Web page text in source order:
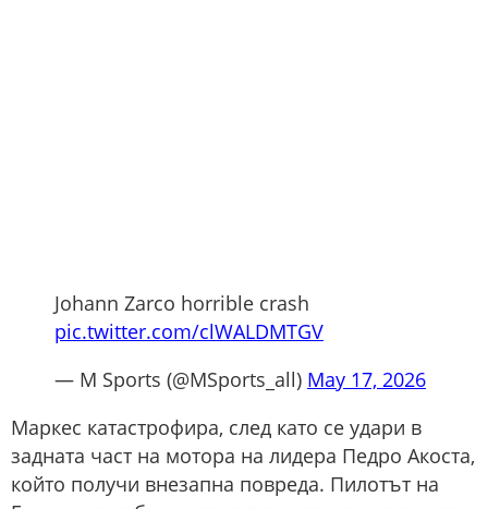
Johann Zarco horrible crash
pic.twitter.com/clWALDMTGV
— M Sports (@MSports_all) May 17, 2026
Маркес катастрофира, след като се удари в
задната част на мотора на лидера Педро Акоста,
който получи внезапна повреда. Пилотът на